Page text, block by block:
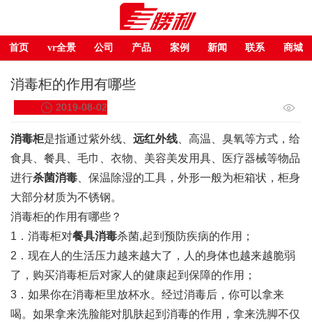
首页 vr全景 公司 产品 案例 新闻 联系 商城
消毒柜的作用有哪些
2019-08-02
消毒柜是指通过紫外线、 远红外线、高温、臭氧等方式，给
食具、餐具、毛巾、衣物、美容美发用具、医疗器械等物品
进行杀菌消毒、保温除湿的工具，外形一般为柜箱状，柜身
大部分材质为不锈钢。
消毒柜的作用有哪些？
1．消毒柜对餐具消毒杀菌,起到预防疾病的作用；
2．现在人的生活压力越来越大了，人的身体也越来越脆弱
了，购买消毒柜后对家人的健康起到保障的作用；
3．如果你在消毒柜里放杯水。经过消毒后，你可以拿来
喝。如果拿来洗脸能对肌肤起到消毒的作用，拿来洗脚不仅